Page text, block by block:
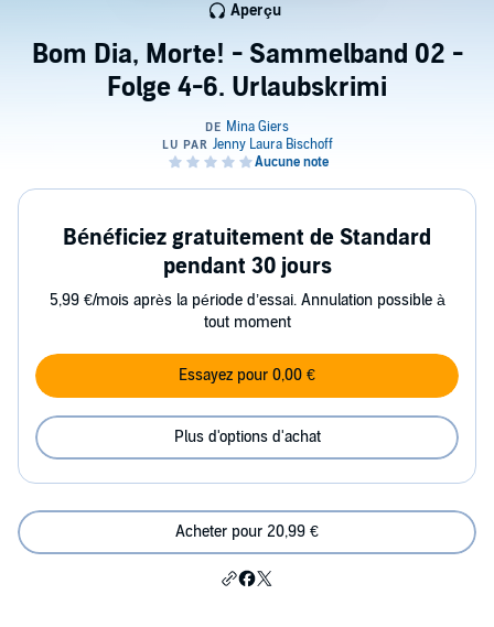
Bom Dia, Morte! - Sammelband 02 -
Folge 4-6. Urlaubskrimi
Aperçu
Bénéficiez gratuitement de Standard
pendant 30 jours
5,99 €/mois après la période d’essai. Annulation possible à
tout moment
Essayez pour 0,00 €
Plus d'options d'achat
Acheter pour 20,99 €